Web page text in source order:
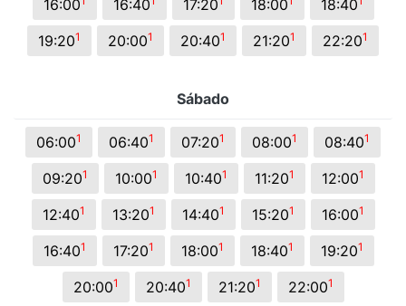
16:00 16:40 17:20 18:00 18:40
19:201 20:001 20:401 21:201 22:201
Sábado
06:001 06:401 07:201 08:001 08:401
09:201 10:001 10:401 11:201 12:001
12:401 13:201 14:401 15:201 16:001
16:401 17:201 18:001 18:401 19:201
20:001 20:401 21:201 22:001